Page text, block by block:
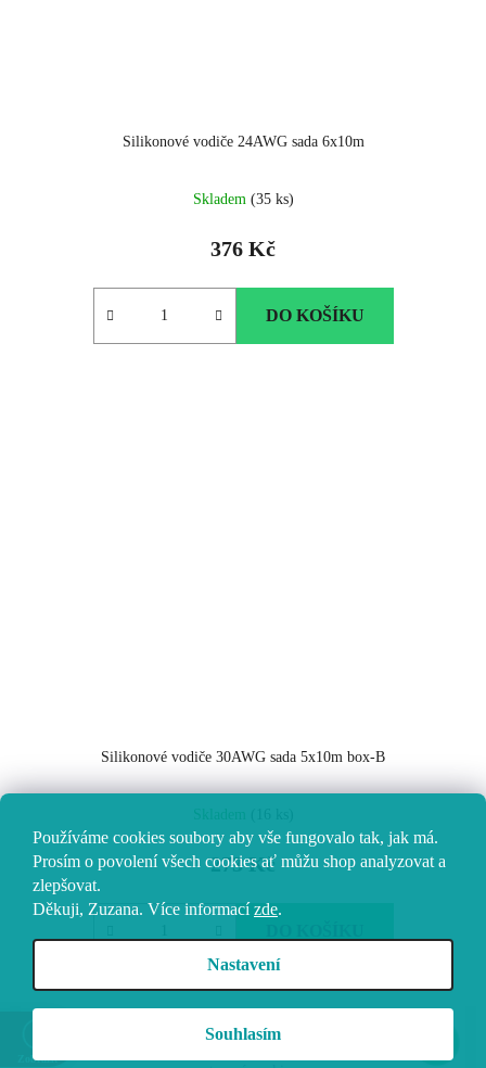
Používáme cookies soubory aby vše fungovalo tak, jak má.
Prosím o povolení všech cookies ať můžu shop analyzovat a
zlepšovat.
Děkuji, Zuzana. Více informací zde.
Nastavení
Souhlasím
Silikonové vodiče 24AWG sada 6x10m
hodnocení
je
Skladem (35 ks)
376 Kč
DO KOŠÍKU
Silikonové vodiče 30AWG sada 5x10m box-B
273 Kč
Z
Vytvořil Shoptet
Zobrazit